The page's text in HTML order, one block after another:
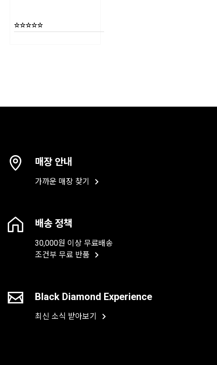
매장 안내
가까운 매장 찾기
배송 정책
30,000원 이상 무료배송
조건부 무료 반품
Black Diamond Experience
최신 소식 받아보기